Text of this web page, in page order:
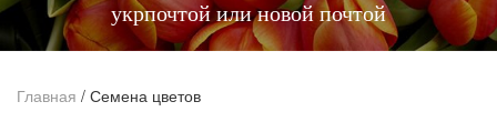
укрпочтой или новой почтой
Главная / Семена цветов